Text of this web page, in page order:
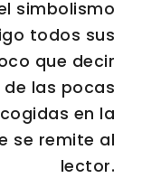
simbolismo
todos sus
que decir
las pocas
en la
se remite al
lector.